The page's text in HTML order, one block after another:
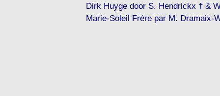
Dirk Huyge door S. Hendrickx † &
Marie-Soleil Frère par M. Dramaix-